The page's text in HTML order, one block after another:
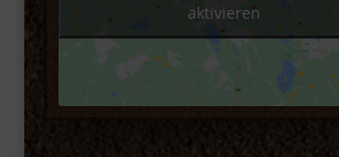
aktivieren